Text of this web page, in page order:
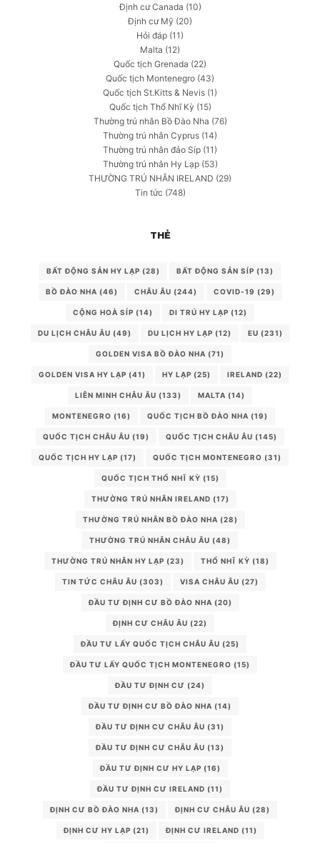
Định cư Canada (10)
Định cư Mỹ (20)
Hỏi đáp (11)
Malta (12)
Quốc tịch Grenada (22)
Quốc tịch Montenegro (43)
Quốc tịch St.Kitts & Nevis (1)
Quốc tịch Thổ Nhĩ Kỳ (15)
Thường trú nhân Bồ Đào Nha (76)
Thường trú nhân Cyprus (14)
Thường trú nhân đảo Síp (11)
Thường trú nhân Hy Lạp(53)
THƯỜNG TRÚ NHÂN IRELAND (29)
Tin tức (748)
THẺ
BẤT ĐỘNG SẢN HY LẠP (28) BẤT ĐỘNG SẢN SÍP (13)
BỒ ĐÀO NHA (46) CHÂU ÂU (244) COVID-19 (29)
CỘNG HOÀ SÍP (14) DI TRÚ HY LẠP (12)
DU LỊCH CHÂU ÂU (49) DU LỊCH HY LẠP (12) EU (231)
GOLDEN VISA BỒ ĐÀO NHA (71)
GOLDEN VISA HY LẠP (41) HY LẠP (25) IRELAND (22)
LIÊN MINH CHÂU ÂU (133) MALTA (14)
MONTENEGRO (16) QUỐC TỊCH BỒ ĐÀO NHA (19)
QUỐC TỊCH CHÂU ÂU (19) QUỐC TỊCH CHÂU ÂU (145)
QUỐC TỊCH HY LẠP (17) QUỐC TỊCH MONTENEGRO (31)
QUỐC TỊCH THỔ NHĨ KỲ (15)
THƯỜNG TRÚ NHÂN IRELAND (17)
THƯỜNG TRÚ NHÂN BỒ ĐÀO NHA (28)
THƯỜNG TRÚ NHÂN CHÂU ÂU (48)
THƯỜNG TRÚ NHÂN HY LẠP (23) THỔ NHĨ KỲ (18)
TIN TỨC CHÂU ÂU (303) VISA CHÂU ÂU (27)
ĐẦU TƯ ĐỊNH CƯ BỒ ĐÀO NHA (20)
ĐỊNH CƯ CHÂU ÂU (22)
ĐẦU TƯ LẤY QUỐC TỊCH CHÂU ÂU (25)
ĐẦU TƯ LẤY QUỐC TỊCH MONTENEGRO (15)
ĐẦU TƯ ĐỊNH CƯ (24)
ĐẦU TƯ ĐỊNH CƯ BỒ ĐÀO NHA (14)
ĐẦU TƯ ĐỊNH CƯ CHÂU ÂU (31)
ĐẦU TƯ ĐỊNH CƯ CHÂU ÂU (13)
ĐẦU TƯ ĐỊNH CƯ HY LẠP (16)
ĐẦU TƯ ĐỊNH CƯ IRELAND (11)
ĐỊNH CƯ BỒ ĐÀO NHA (13) ĐỊNH CƯ CHÂU ÂU (28)
ĐỊNH CƯ HY LẠP (21) ĐỊNH CƯ IRELAND (11)